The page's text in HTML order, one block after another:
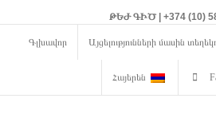
ԹԵԺ ԳԻԾ | +374 (10)
Գլխավոր Այցելությունների մասին
Հայերեն